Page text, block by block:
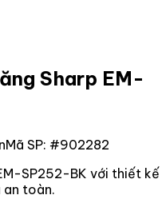
Sharp EM-
Mã SP: #902282
SP252-BK với thiết kế
an toàn.